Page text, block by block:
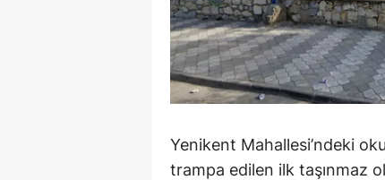
Yenikent Mahallesi’ndeki
trampa edilen ilk taşınmaz